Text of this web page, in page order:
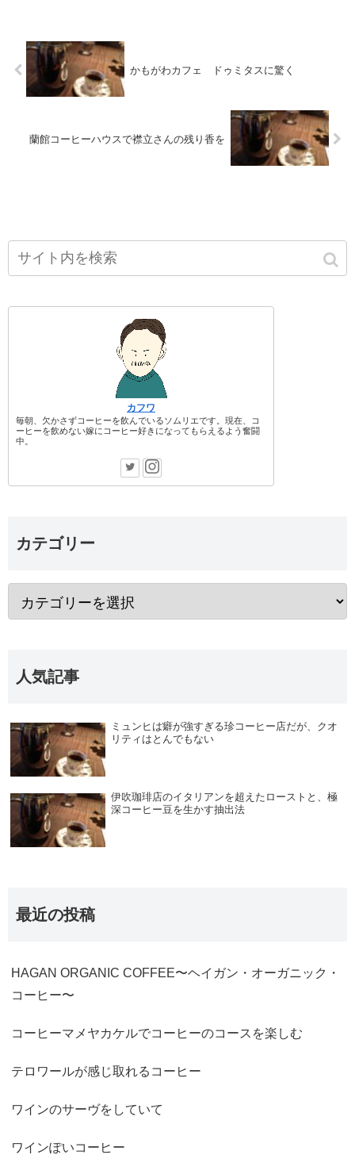
かもがわカフェ ドゥミタスに驚く
蘭館コーヒーハウスで襟立さんの残り香を
カフワ
毎朝、欠かさずコーヒーを飲んでいるソムリエです。現在、コ
ーヒーを飲めない嫁にコーヒー好きになってもらえるよう奮闘
中。
カテゴリー
人気記事
ミュンヒは癖が強すぎる珍コーヒー店だが、クオ
リティはとんでもない
伊吹珈琲店のイタリアンを超えたローストと、極
深コーヒー豆を生かす抽出法
最近の投稿
HAGAN ORGANIC COFFEE〜ヘイガン・オーガニック・
コーヒー〜
コーヒーマメヤカケルでコーヒーのコースを楽しむ
テロワールが感じ取れるコーヒー
ワインのサーヴをしていて
ワインぽいコーヒー